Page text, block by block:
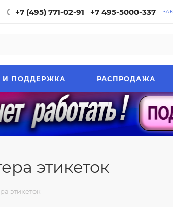
+7 (495) 771-02-91 +7 495-5000-337
И ПОДДЕРЖКА РАСПРОДАЖА
этикеток
этикеток